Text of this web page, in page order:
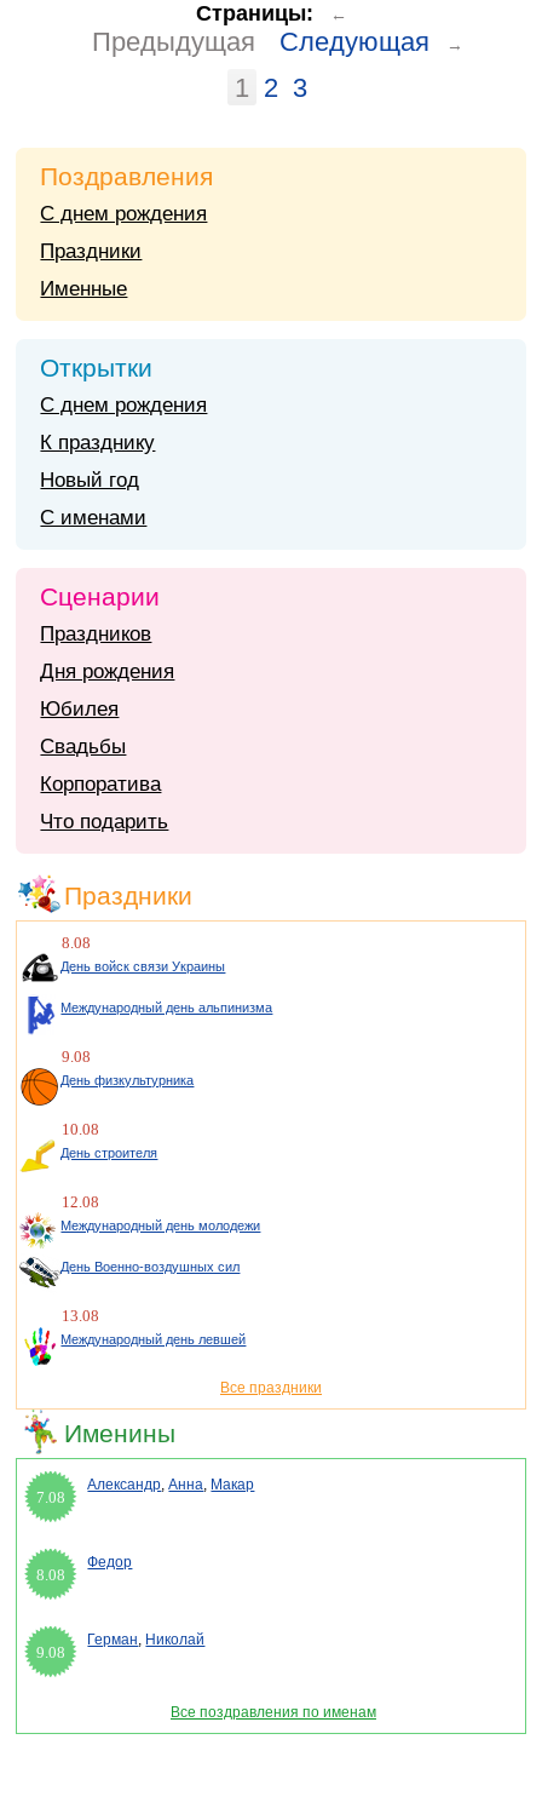
Страницы: ←
Предыдущая Следующая →
1 2 3
Поздравления
С днем рождения
Праздники
Именные
Открытки
С днем рождения
К празднику
Новый год
С именами
Сценарии
Праздников
Дня рождения
Юбилея
Свадьбы
Корпоратива
Что подарить
Праздники
8.08
День войск связи Украины
Международный день альпинизма
9.08
День физкультурника
10.08
День строителя
12.08
Международный день молодежи
День Военно-воздушных сил
13.08
Международный день левшей
Все праздники
Именины
7.08
Александр,Анна, Макар
8.08
Федор
9.08
Герман, Николай
Все поздравления по именам